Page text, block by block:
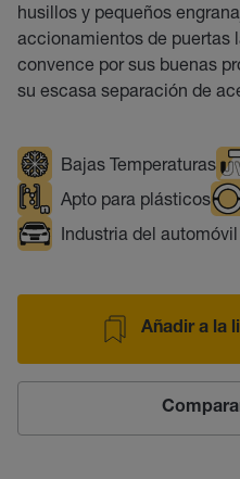
husillos y pequeños
accionamientos de puertas
convence por sus buenas
su escasa separación de
Bajas Temperaturas
Apto para plásticos
Industria del automóvil
Añadir a la